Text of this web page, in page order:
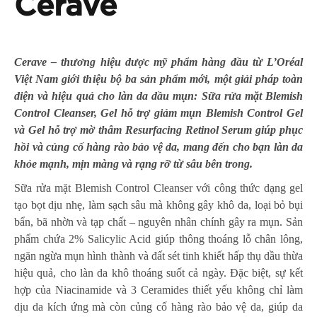
Cerave
Cerave – thương hiệu dược mỹ phẩm hàng đầu từ L’Oréal
Việt Nam giới thiệu bộ ba sản phẩm mới, một giải pháp toàn
diện và hiệu quả cho làn da dầu mụn: Sữa rửa mặt Blemish
Control Cleanser, Gel hỗ trợ giảm mụn Blemish Control Gel
và Gel hỗ trợ mờ thâm Resurfacing Retinol Serum giúp phục
hồi và củng cố hàng rào bảo vệ da, mang đến cho bạn làn da
khỏe mạnh, mịn màng và rạng rỡ từ sâu bên trong.
Sữa rửa mặt Blemish Control Cleanser với công thức dạng gel
tạo bọt dịu nhẹ, làm sạch sâu mà không gây khô da, loại bỏ bụi
bẩn, bã nhờn và tạp chất – nguyên nhân chính gây ra mụn. Sản
phẩm chứa 2% Salicylic Acid giúp thông thoáng lỗ chân lông,
ngăn ngừa mụn hình thành và đất sét tinh khiết hấp thụ dầu thừa
hiệu quả, cho làn da khô thoáng suốt cả ngày. Đặc biệt, sự kết
hợp của Niacinamide và 3 Ceramides thiết yếu không chỉ làm
dịu da kích ứng mà còn củng cố hàng rào bảo vệ da, giúp da